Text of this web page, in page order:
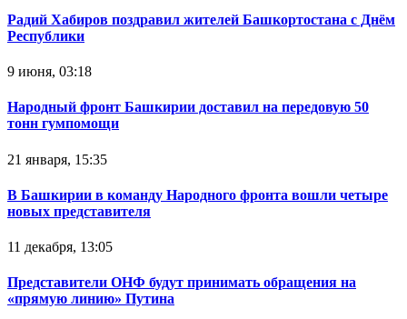
Радий Хабиров поздравил жителей Башкортостана с Днём
Республики
9 июня, 03:18
Народный фронт Башкирии доставил на передовую 50
тонн гумпомощи
21 января, 15:35
В Башкирии в команду Народного фронта вошли четыре
новых представителя
11 декабря, 13:05
Представители ОНФ будут принимать обращения на
«прямую линию» Путина